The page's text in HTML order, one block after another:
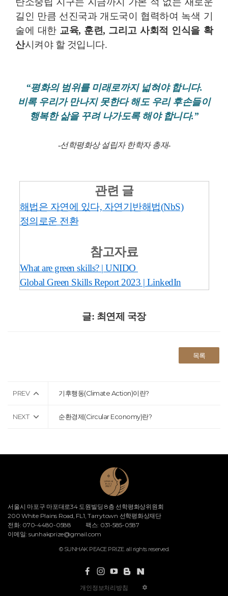
길인 만큼 선진국과 개도국이 협력하여 녹색 기
술에 대한 교육, 훈련, 그리고 사회적 인식을 확
산시켜야 할 것입니다.
“평화의 범위를 미래로까지 넓혀야 합니다.
비록 우리가 만나지 못한다 해도 우리 후손들이
행복한 삶을 꾸려 나가도록 해야 합니다.”
-선학평화상 설립자 한학자 총재-
관련 글
해법은 자연에 있다, 자연기반해법(NbS)
정의로운 전환
참고자료
What are green skills? | UNIDO
Global Green Skills Report 2023 | LinkedIn
글: 최연제 국장
목록
PREV 기후행동(Climate Action)이란?
NEXT 순환경제(Circular Economy)란?
서울시 마포구 마포대로34 도원빌딩 8층 선학평화상위원회
200 White Plains Road, FL1, Tarrytown 선학평화상재단
전화: 070-4480-0588
팩스: 031-585-0587
이메일: sunhakprize@gmail.com
© SUNHAK PEACE PRIZE. all rights reserved.
개인정보처리방침